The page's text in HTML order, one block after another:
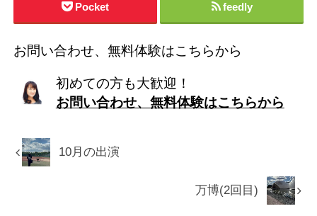
Pocket feedly
お問い合わせ、無料体験はこちらから
初めての方も大歓迎！
お問い合わせ、無料体験はこちらから
10月の出演
万博(2回目)